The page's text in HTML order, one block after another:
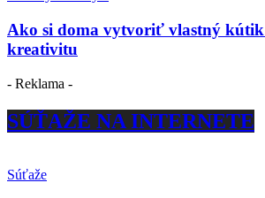
Ako si doma vytvoriť vlastný kútik
kreativitu
- Reklama -
SÚŤAŽE NA INTERNETE
Súťaže